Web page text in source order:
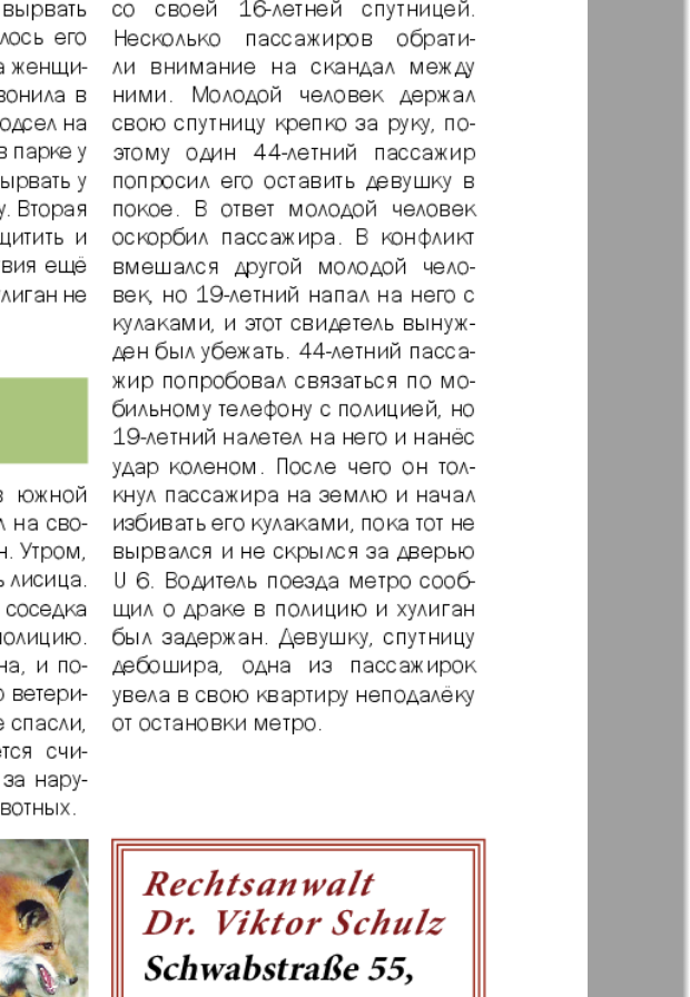
Акцент Англия
Артек Аугсбург-сити
Бизнес парк Будь здоров
Вестник-info Вечерняя газета
Vizainfo.cz Wadim
Diplomat Дом и семья
Еврейская газета
Еврейская
панорама
Жасмин
Игуана Идеальная фирма
Карьера Катюша